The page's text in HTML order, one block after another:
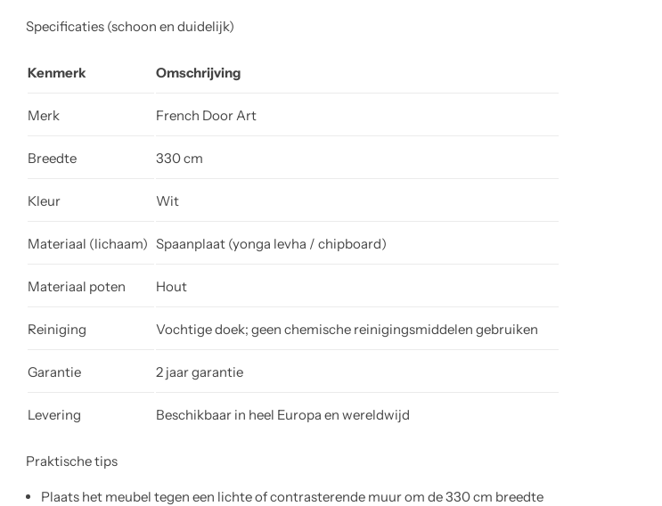
Specificaties (schoon en duidelijk)
Kenmerk Omschrijving
Merk French Door Art
Breedte 330 cm
Kleur Wit
Materiaal (lichaam) Spaanplaat (yonga levha / chipboard)
Materiaal poten Hout
Reiniging Vochtige doek; geen chemische reinigingsmiddelen gebruiken
Garantie 2 jaar garantie
Levering Beschikbaar in heel Europa en wereldwijd
Praktische tips
Plaats het meubel tegen een lichte of contrasterende muur om de 330 cm breedte